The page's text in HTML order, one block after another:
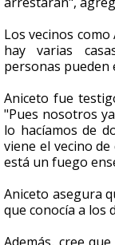
Los vecinos
hay varias
personas pueden
Aniceto fue
"Pues nosotros
lo hacíamos de
viene el vecino
está un fuego
Aniceto asegura
que conocía a los